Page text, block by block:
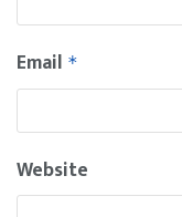
Email *
Website